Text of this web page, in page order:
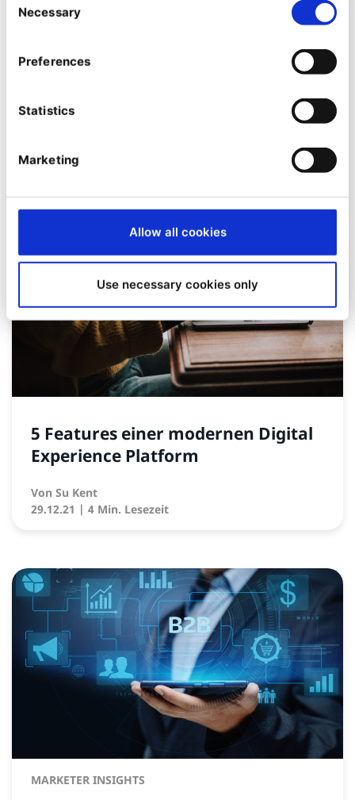
Selection
Necessary
Preferences
Statistics
Marketing
Allow all cookies
Use necessary cookies only
Ibexa Partner des Monats Januar:
5 Features einer modernen Digital
Experience Platform
Von Su Kent
29.12.21 | 4 Min. Lesezeit
MARKETER INSIGHTS